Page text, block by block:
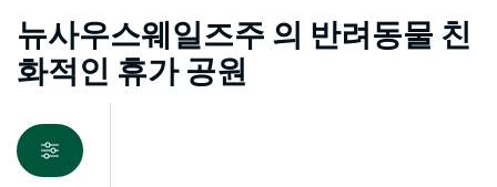
뉴사우스웨일즈주 의 반려동물 친
화적인 휴가 공원